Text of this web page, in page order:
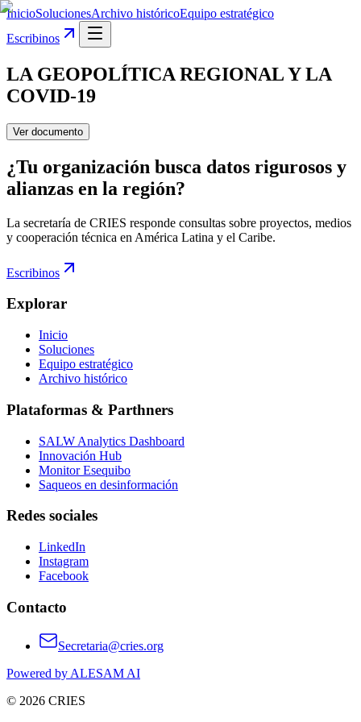
InicioSolucionesArchivo históricoEquipo estratégico
Escribinos
LA GEOPOLÍTICA REGIONAL Y LA
COVID-19
Ver documento
¿Tu organización busca datos rigurosos y
alianzas en la región?
La secretaría de CRIES responde consultas sobre proyectos, medios
y cooperación técnica en América Latina y el Caribe.
Escribinos
Explorar
Inicio
Soluciones
Equipo estratégico
Archivo histórico
Plataformas & Parthners
SALW Analytics Dashboard
Innovación Hub
Monitor Esequibo
Saqueos en desinformación
Redes sociales
LinkedIn
Instagram
Facebook
Contacto
Secretaria@cries.org
Powered by ALESAM AI
© 2026 CRIES